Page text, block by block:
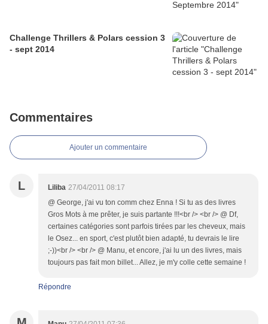
Challenge Thrillers & Polars cession 3
- sept 2014
Commentaires
Ajouter un commentaire
L Liliba 27/04/2011 08:17
@ George, j'ai vu ton comm chez Enna ! Si tu as des livres
Gros Mots à me prêter, je suis partante !!!<br /> <br /> @ Df,
certaines catégories sont parfois tirées par les cheveux, mais
le Osez... en sport, c'est plutôt bien adapté, tu devrais le lire
;-))<br /> <br /> @ Manu, et encore, j'ai lu un des livres, mais
toujours pas fait mon billet... Allez, je m'y colle cette semaine !
Répondre